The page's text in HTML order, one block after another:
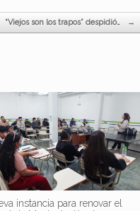
“Viejos son los trapos” despidió… →
instancia para renovar el